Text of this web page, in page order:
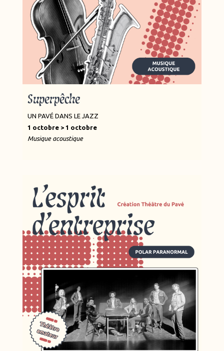
Superpêche
UN PAVÉ DANS LE JAZZ
1 octobre > 1 octobre
Musique acoustique